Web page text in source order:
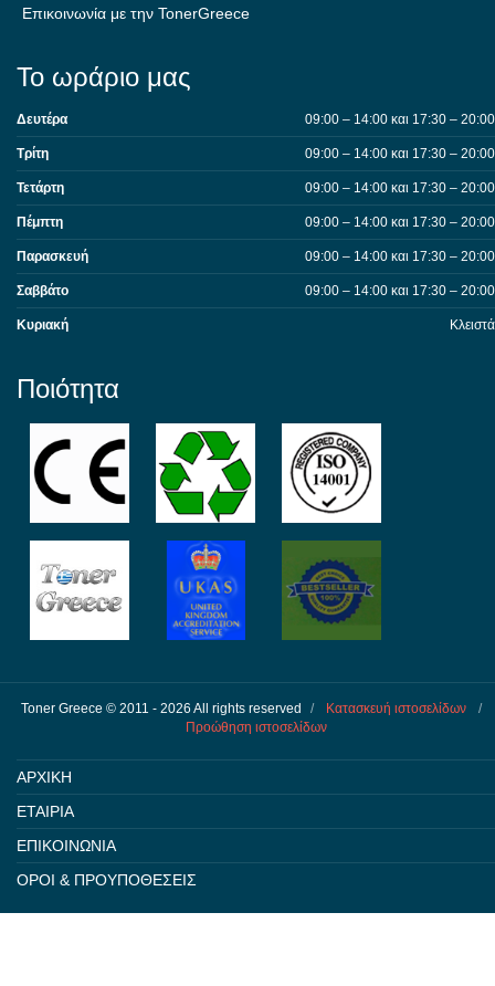
Επικοινωνία με την TonerGreece
Το ωράριο μας
Δευτέρα 09:00 – 14:00 και 17:30 – 20:00
Τρίτη 09:00 – 14:00 και 17:30 – 20:00
Τετάρτη 09:00 – 14:00 και 17:30 – 20:00
Πέμπτη 09:00 – 14:00 και 17:30 – 20:00
Παρασκευή 09:00 – 14:00 και 17:30 – 20:00
Σαββάτο 09:00 – 14:00 και 17:30 – 20:00
Κυριακή Κλειστά
Ποιότητα
Toner Greece © 2011 - 2026 All rights reserved / Κατασκευή ιστοσελίδων
/
Προώθηση ιστοσελίδων
ΑΡΧΙΚΗ
ΕΤΑΙΡΙΑ
ΕΠΙΚΟΙΝΩΝΙΑ
ΟΡΟΙ & ΠΡΟΥΠΟΘΕΣΕΙΣ